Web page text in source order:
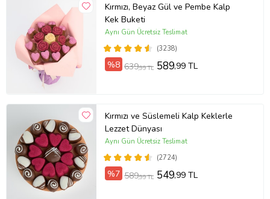
Kırmızı, Beyaz Gül ve Pembe Kalp
Kek Buketi
(3238)
Aynı Gün Ücretsiz Teslimat
%8 639,99 TL 589,99 TL
Kırmızı ve Süslemeli Kalp Keklerle
Lezzet Dünyası
(2724)
Aynı Gün Ücretsiz Teslimat
%7 589,99 TL 549,99 TL